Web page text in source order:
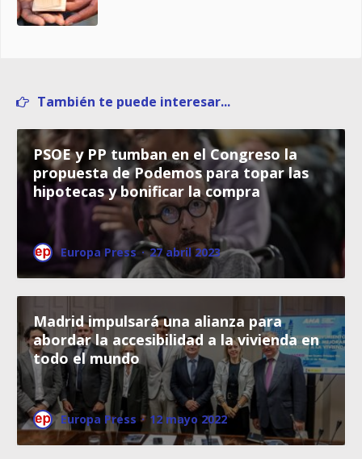
También te puede interesar...
PSOE y PP tumban en el Congreso la
propuesta de Podemos para topar las
hipotecas y bonificar la compra
Europa Press · 27 abril 2023
Madrid impulsará una alianza para
abordar la accesibilidad a la vivienda en
todo el mundo
Europa Press · 12 mayo 2022